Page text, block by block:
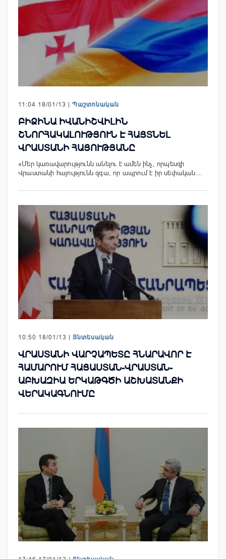
11:04 18/01/13 | Պաշտոնական
ԲԻՁԻՆԱ ԻՎԱՆԻՇՎԻԼԻՆ
ՇՆՈՐՀԱԿԱԼՈՒԹՅՈՒՆ Է ՀԱՅՏՆԵԼ
ՎՐԱՍՏԱՆԻ ՀԱՅՈՒԹՅԱՆԸ
«Մեր կառավարությունն անելու է ամեն ինչ, որպեսզի
Վրաստանի հայությունն զգա, որ ապրում է իր սեփական…
10:50 18/01/13 | Տնտեսական
ՎՐԱՍՏԱՆԻ ՎԱՐՉԱՊԵՏԸ ՀՆԱՐԱՎՈՐ Է
ՀԱՄԱՐՈՒՄ ՀԱՅԱՍՏԱՆ-ՎՐԱՍՏԱՆ-
ԱԲԽԱԶԻԱ ԵՐԿԱԹԳԾԻ ԱՇԽԱՏԱՆՔԻ
ՎԵՐԱԿԱԳՆՈՒՄԸ